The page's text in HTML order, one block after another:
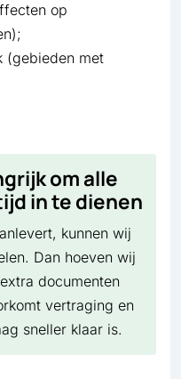
op
(gebieden met
om alle
in te dienen
kunnen wij
Dan hoeven wij
documenten
vertraging en
sneller klaar is.